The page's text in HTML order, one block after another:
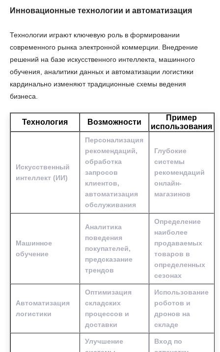
Инновационные технологии и автоматизация
Технологии играют ключевую роль в формировании
современного рынка электронной коммерции. Внедрение
решений на базе искусственного интеллекта, машинного
обучения, аналитики данных и автоматизации логистики
кардинально изменяют традиционные схемы ведения
бизнеса.
Технология Возможности
Пример
использования
Искусственный
интеллект (ИИ)
Персонализация
рекомендаций,
обработка
запросов
клиентов,
автоматизация
обслуживания
Глубокие
системы
рекомендаций
онлайн-
магазинов
Машинное
обучение
Аналитика
поведения
покупателей,
предсказание
трендов
Определение
наиболее
продаваемых
товаров в
определенных
сезонах
Автоматизация
логистики
Оптимизация
складских
процессов и
доставки
Использование
роботов и
дронов на
складе
Улучшение
Вход по